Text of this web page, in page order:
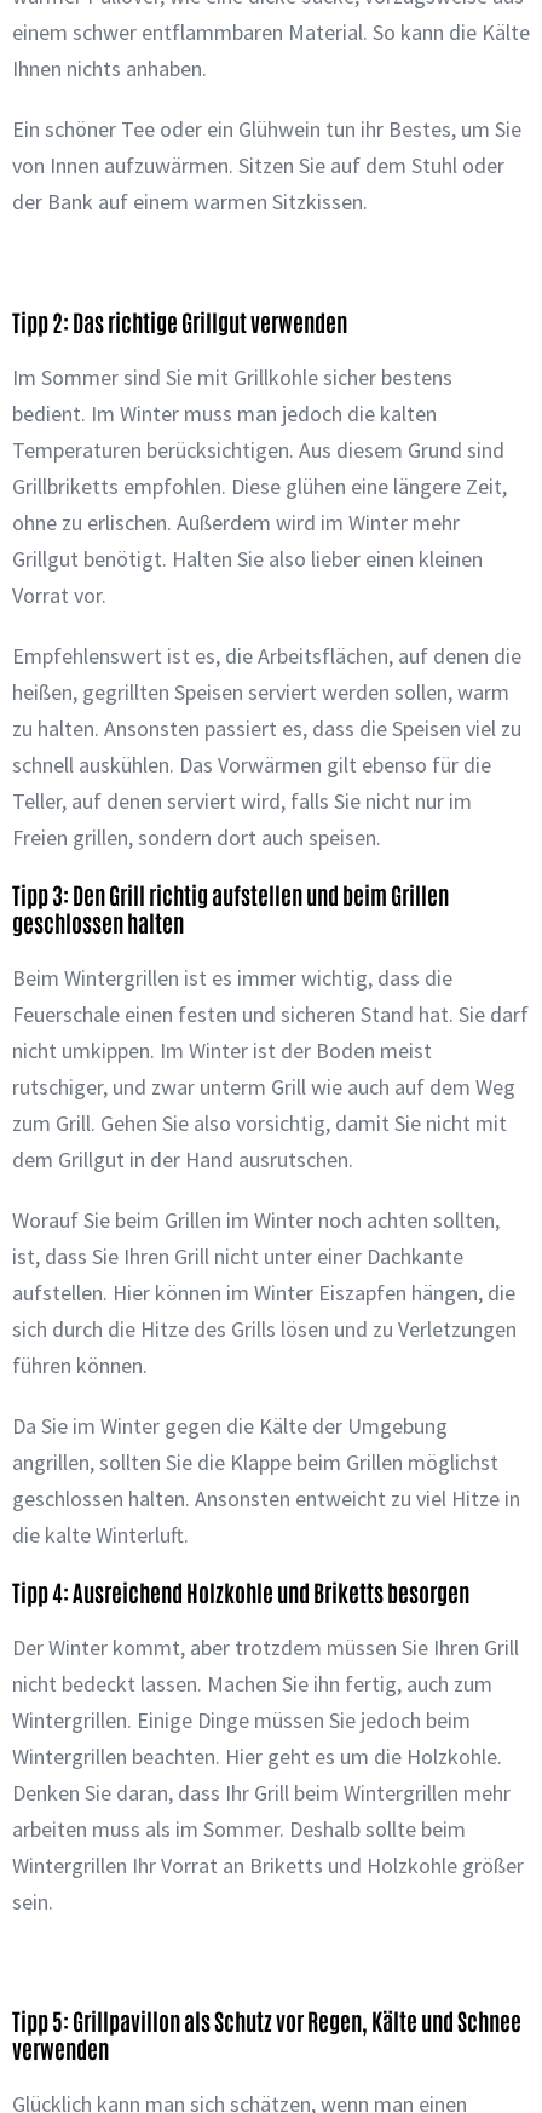
einem schwer entflammbaren Material. So kann die Kälte
Ihnen nichts anhaben.
Ein schöner Tee oder ein Glühwein tun ihr Bestes, um Sie
von Innen aufzuwärmen. Sitzen Sie auf dem Stuhl oder
der Bank auf einem warmen Sitzkissen.
Tipp 2: Das richtige Grillgut verwenden
Im Sommer sind Sie mit Grillkohle sicher bestens
bedient. Im Winter muss man jedoch die kalten
Temperaturen berücksichtigen. Aus diesem Grund sind
Grillbriketts empfohlen. Diese glühen eine längere Zeit,
ohne zu erlischen. Außerdem wird im Winter mehr
Grillgut benötigt. Halten Sie also lieber einen kleinen
Vorrat vor.
Empfehlenswert ist es, die Arbeitsflächen, auf denen die
heißen, gegrillten Speisen serviert werden sollen, warm
zu halten. Ansonsten passiert es, dass die Speisen viel zu
schnell auskühlen. Das Vorwärmen gilt ebenso für die
Teller, auf denen serviert wird, falls Sie nicht nur im
Freien grillen, sondern dort auch speisen.
Tipp 3: Den Grill richtig aufstellen und beim Grillen
geschlossen halten
Beim Wintergrillen ist es immer wichtig, dass die
Feuerschale einen festen und sicheren Stand hat. Sie darf
nicht umkippen. Im Winter ist der Boden meist
rutschiger, und zwar unterm Grill wie auch auf dem Weg
zum Grill. Gehen Sie also vorsichtig, damit Sie nicht mit
dem Grillgut in der Hand ausrutschen.
Worauf Sie beim Grillen im Winter noch achten sollten,
ist, dass Sie Ihren Grill nicht unter einer Dachkante
aufstellen. Hier können im Winter Eiszapfen hängen, die
sich durch die Hitze des Grills lösen und zu Verletzungen
führen können.
Da Sie im Winter gegen die Kälte der Umgebung
angrillen, sollten Sie die Klappe beim Grillen möglichst
geschlossen halten. Ansonsten entweicht zu viel Hitze in
die kalte Winterluft.
Tipp 4: Ausreichend Holzkohle und Briketts besorgen
Der Winter kommt, aber trotzdem müssen Sie Ihren Grill
nicht bedeckt lassen. Machen Sie ihn fertig, auch zum
Wintergrillen. Einige Dinge müssen Sie jedoch beim
Wintergrillen beachten. Hier geht es um die Holzkohle.
Denken Sie daran, dass Ihr Grill beim Wintergrillen mehr
arbeiten muss als im Sommer. Deshalb sollte beim
Wintergrillen Ihr Vorrat an Briketts und Holzkohle größer
sein.
Tipp 5: Grillpavillon als Schutz vor Regen, Kälte und Schnee
verwenden
Glücklich kann man sich schätzen, wenn man einen